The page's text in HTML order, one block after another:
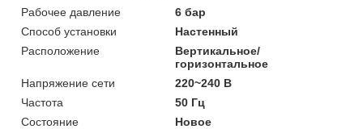
Рабочее давление
6 бар
Способ установки
Настенный
Расположение
Вертикальное/
горизонтальное
Напряжение сети
220~240 В
Частота
50 Гц
Состояние
Новое